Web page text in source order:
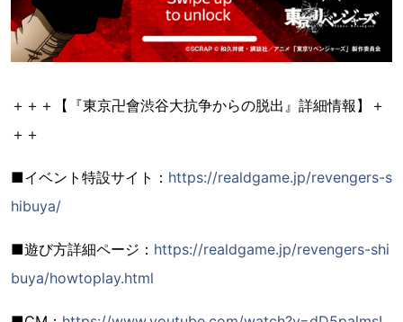
＋＋＋【『東京卍會渋谷大抗争からの脱出』詳細情報】＋
＋＋
■イベント特設サイト： https://realdgame.jp/revengers-s
hibuya/
■遊び方詳細ページ： https://realdgame.jp/revengers-shi
buya/howtoplay.html